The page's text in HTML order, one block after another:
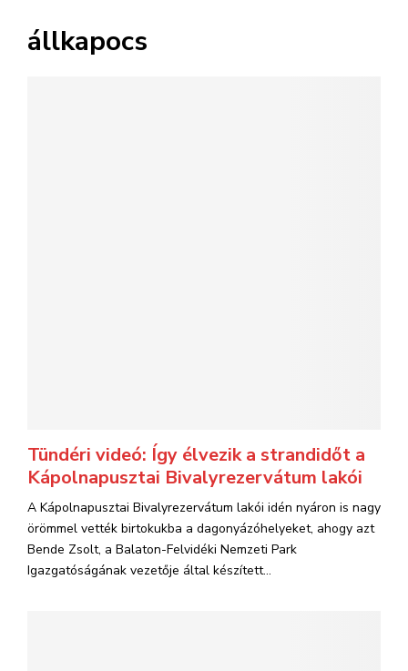
állkapocs
Tündéri videó: Így élvezik a strandidőt a
Kápolnapusztai Bivalyrezervátum lakói
A Kápolnapusztai Bivalyrezervátum lakói idén nyáron is nagy
örömmel vették birtokukba a dagonyázóhelyeket, ahogy azt
Bende Zsolt, a Balaton-Felvidéki Nemzeti Park
Igazgatóságának vezetője által készített...